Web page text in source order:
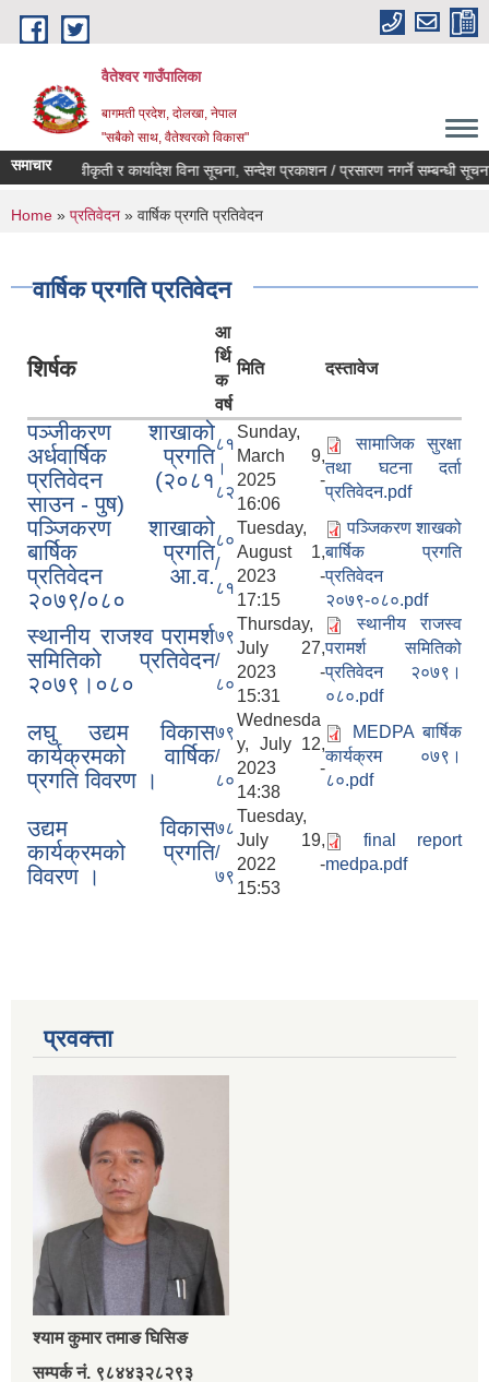
Skip to main content
वैतेश्वर गाउँपालिका
बागमती प्रदेश, दाेलखा, नेपाल
"सबैको साथ, वैतेश्वरको विकास"
समाचार
पूर्व स्वीकृती र कार्यादेश विना सूचना, सन्देश प्रकाशन / प्रसारण नगर्ने सम्बन्धी सूचना ।
You are here
Home » प्रतिवेदन » वार्षिक प्रगति प्रतिवेदन
वार्षिक प्रगति प्रतिवेदन
शिर्षक
आ
र्थि
क
वर्ष
मिति दस्तावेज
पञ्जीकरण शाखाको
अर्धवार्षिक प्रगति
प्रतिवेदन (२०८१
साउन - पुष)
८१
।
८२
Sunday,
March 9,
2025 -
16:06
सामाजिक सुरक्षा
तथा घटना दर्ता
प्रतिवेदन.pdf
पञ्जिकरण शाखाको
बार्षिक प्रगति
प्रतिवेदन आ.व.
२०७९/०८०
८०
/
८१
Tuesday,
August 1,
2023 -
17:15
पञ्जिकरण शाखको
बार्षिक प्रगति
प्रतिवेदन
२०७९-०८०.pdf
स्थानीय राजश्व परामर्श
समितिको प्रतिवेदन
२०७९।०८०
७९
/
८०
Thursday,
July 27,
2023 -
15:31
स्थानीय राजस्व
परामर्श समितिको
प्रतिवेदन २०७९।
०८०.pdf
लघु उद्यम विकास
कार्यक्रमको वार्षिक
प्रगति विवरण ।
७९
/
८०
Wednesda
y, July 12,
2023 -
14:38
MEDPA बार्षिक
कार्यक्रम ०७९।
८०.pdf
उद्यम विकास
कार्यक्रमको प्रगति
विवरण ।
७८
/
७९
Tuesday,
July 19,
2022 -
15:53
final report
medpa.pdf
प्रवक्त्ता
श्‍याम कुमार तमाङ घिसिङ
सम्पर्क नं. ९८४४३२८२९३